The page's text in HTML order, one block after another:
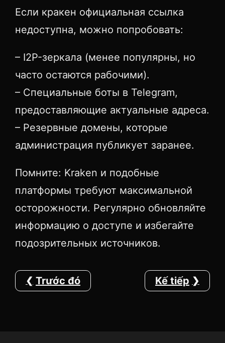
Если кракен официальная ссылка
недоступна, можно попробовать:
– I2P-зеркала (менее популярны, но
часто остаются рабочими).
– Специальные боты в Telegram,
предоставляющие актуальные адреса.
– Резервные домены, которые
администрация публикует заранее.
Помните: Kraken и подобные
платформы требуют максимальной
осторожности. Регулярно обновляйте
информацию о доступе и избегайте
подозрительных источников.
Trước đó Kế tiếp